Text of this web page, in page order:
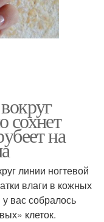
сохнет
на
линии ногтевой
влаги в кожных
у вас собралось
клеток.